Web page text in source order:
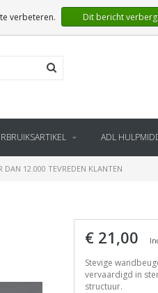
ADL
DAN 12.000 TEVREDEN KLANTEN
€ 21,00
Stevige
vervaardigd in
structuur.
verbeteren. Dit bericht